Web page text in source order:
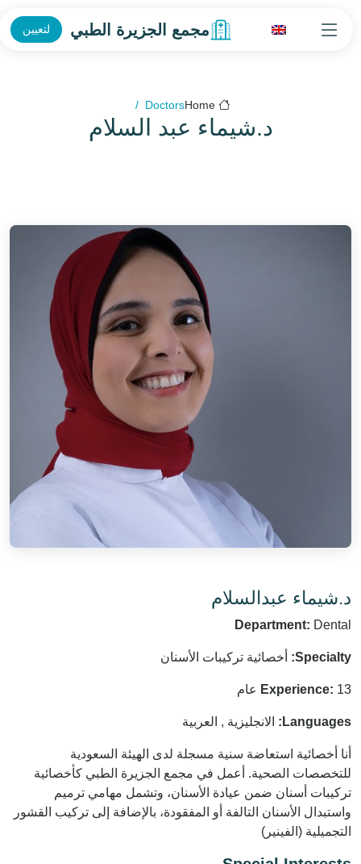
مجمع الجزيرة الطبي لتعيين
Home
Doctors
د.شيماء عبد السلام
د.شيماء عبدالسلام
Department:Dental
Specialty: أخصائية تركيبات الأسنان
Experience:13 عام
Languages: الانجليزية , العربية
أنا أخصائية استعاضة سنية مسجلة لدى الهيئة السعودية
للتخصصات الصحية. أعمل في مجمع الجزيرة الطبي كأخصائية
تركيبات أسنان ضمن عيادة الأسنان، وتشمل مهامي ترميم
واستبدال الأسنان التالفة أو المفقودة، بالإضافة إلى تركيب القشور
التجميلية (الفينير)